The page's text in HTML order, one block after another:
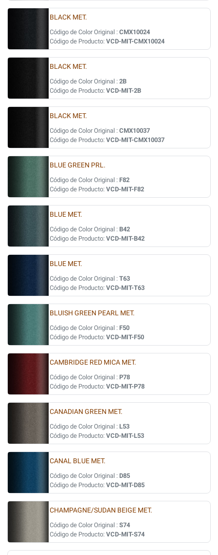
BLACK MET.
Código de Color Original : CMX10024
Código de Producto: VCD-MIT-CMX10024
BLACK MET.
Código de Color Original : 2B
Código de Producto: VCD-MIT-2B
BLACK MET.
Código de Color Original : CMX10037
Código de Producto: VCD-MIT-CMX10037
BLUE GREEN PRL.
Código de Color Original : F82
Código de Producto: VCD-MIT-F82
BLUE MET.
Código de Color Original : B42
Código de Producto: VCD-MIT-B42
BLUE MET.
Código de Color Original : T63
Código de Producto: VCD-MIT-T63
BLUISH GREEN PEARL MET.
Código de Color Original : F50
Código de Producto: VCD-MIT-F50
CAMBRIDGE RED MICA MET.
Código de Color Original : P78
Código de Producto: VCD-MIT-P78
CANADIAN GREEN MET.
Código de Color Original : L53
Código de Producto: VCD-MIT-L53
CANAL BLUE MET.
Código de Color Original : D85
Código de Producto: VCD-MIT-D85
CHAMPAGNE/SUDAN BEIGE MET.
Código de Color Original : S74
Código de Producto: VCD-MIT-S74